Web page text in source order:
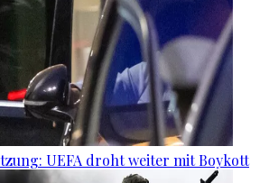
UEFA droht weiter mit Boykott